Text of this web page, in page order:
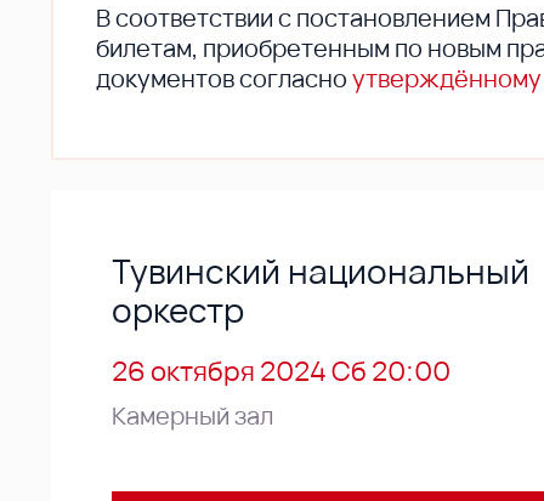
В соответствии с постановлением
билетам, приобретенным по новым
документов согласно
Тувинский национальный
оркестр
26 октября 2024 Сб 20:00
Камерный зал